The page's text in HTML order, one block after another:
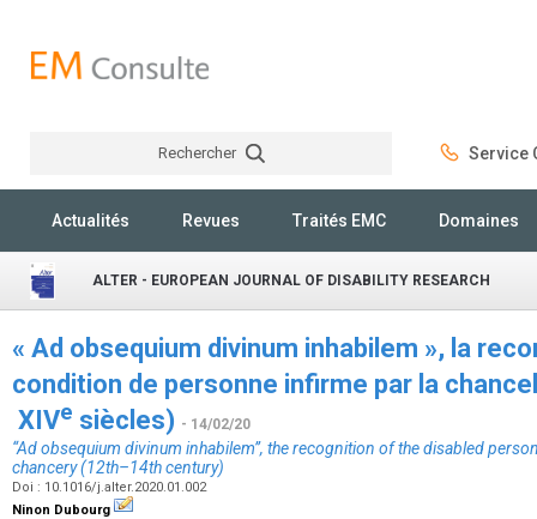
Rechercher Service
Actualités Revues Traités EMC Domaines
ALTER - EUROPEAN JOURNAL OF DISABILITY RESEARCH
« Ad obsequium divinum inhabilem », la
condition de personne infirme par la
XIVe siècles) - 14/02/20
“Ad obsequium divinum inhabilem”, the recognition of the disabled
chancery (12th–14th century)
Doi : 10.1016/j.alter.2020.01.002
Ninon Dubourg